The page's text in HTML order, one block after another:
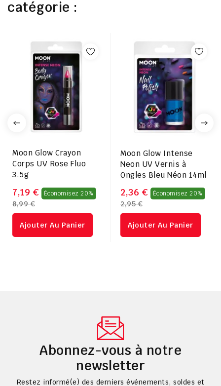
catégorie :
Moon Glow Crayon
Corps UV Rose Fluo
3.5g
7,19 € Économisez 20% Prix
​​
régulier
8,99 €
Ajouter Au Panier
Moon Glow Intense
Neon UV Vernis à
Ongles Bleu Néon 14ml
2,36 € Économisez 20% Prix
​​
2,95 €
Ajouter Au Panier
Abonnez-vous à notre
newsletter
Restez informé(e) des derniers événements, soldes et